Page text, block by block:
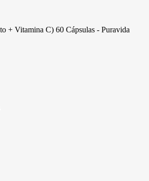
+ Vitamina C) 60 Cápsulas - Puravida